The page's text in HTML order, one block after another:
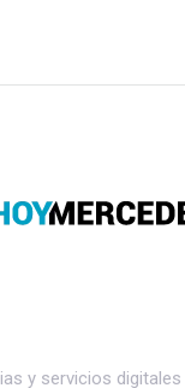
y servicios digitales